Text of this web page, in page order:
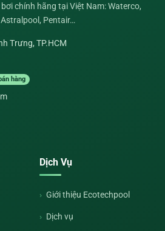
chính hãng tại Việt Nam: Waterco,
Pentair…
Trưng, TP.HCM
hàng
Dịch Vụ
Giới thiệu Ecotechpool
Dịch vụ